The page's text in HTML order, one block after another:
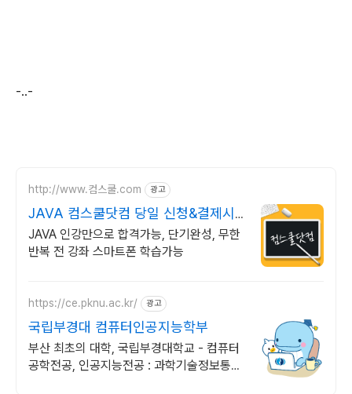
-..-
http://www.컴스쿨.com 광고
JAVA 컴스쿨닷컴 당일 신청&결제시
기프티콘!
JAVA 인강만으로 합격가능, 단기완성, 무한
반복 전 강좌 스마트폰 학습가능
https://ce.pknu.ac.kr/ 광고
국립부경대 컴퓨터인공지능학부
부산 최초의 대학, 국립부경대학교 - 컴퓨터
공학전공, 인공지능전공 : 과학기술정보통신